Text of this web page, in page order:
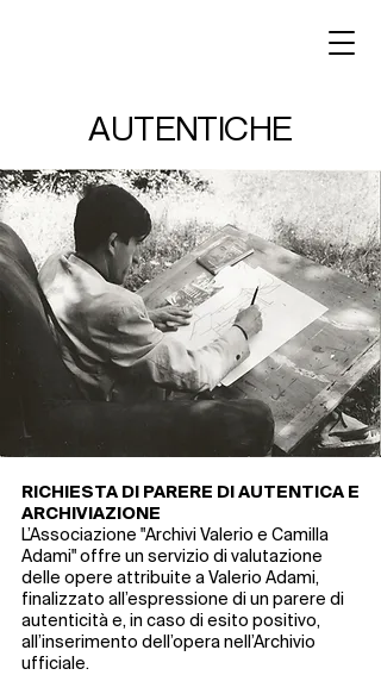
AUTENTICHE
RICHIESTA DI PARERE DI AUTENTICA E
ARCHIVIAZIONE
L’Associazione "Archivi Valerio e Camilla
Adami" offre un servizio di valutazione
delle opere attribuite a Valerio Adami,
finalizzato all’espressione di un parere di
autenticità e, in caso di esito positivo,
all’inserimento dell’opera nell’Archivio
ufficiale.